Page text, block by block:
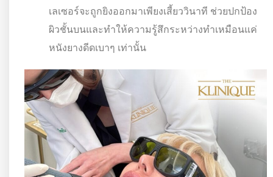
เลเซอร์จะถูกยิงออกมาเพียงเสี้ยววินาที ช่วยปกป้อง
ผิวชั้นบนและทำให้ความรู้สึกระหว่างทำเหมือนแค่
หนังยางดีดเบาๆ เท่านั้น